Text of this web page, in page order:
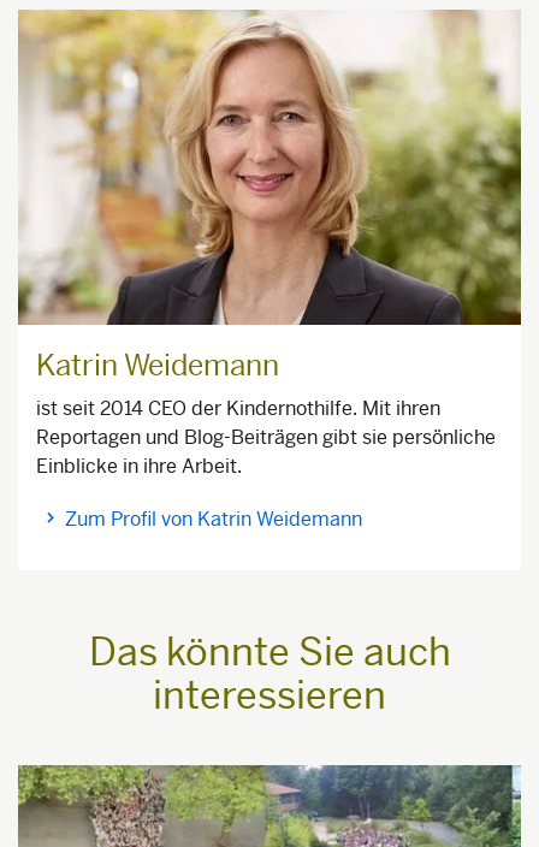
Katrin Weidemann
ist seit 2014 CEO der Kindernothilfe. Mit ihren
Reportagen und Blog-Beiträgen gibt sie persönliche
Einblicke in ihre Arbeit.
Zum Profil von Katrin Weidemann
Das könnte Sie auch
interessieren